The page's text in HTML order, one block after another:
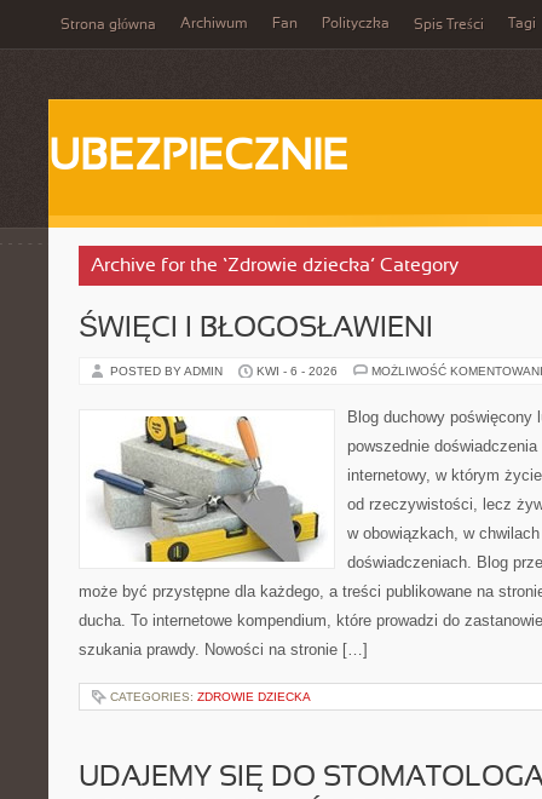
Strona główna Archiwum Fan Polityczka Spis Treści Tagi
UBEZPIECZNIE
Archive for the ‘Zdrowie dziecka’ Category
ŚWIĘCI I BŁOGOSŁAWIENI
POSTED BY ADMIN KWI - 6 - 2026 MOŻLIWOŚĆ
Blog duchowy poświęcony
powszednie
internetowy, w którym
od rzeczywistości, lecz
w obowiązkach, w
doświadczeniach. Blog
może być przystępne dla każdego, a treści publikowane na
ducha. To internetowe kompendium, które prowadzi do
szukania prawdy. Nowości na stronie […]
CATEGORIES: ZDROWIE DZIECKA
UDAJEMY SIĘ DO